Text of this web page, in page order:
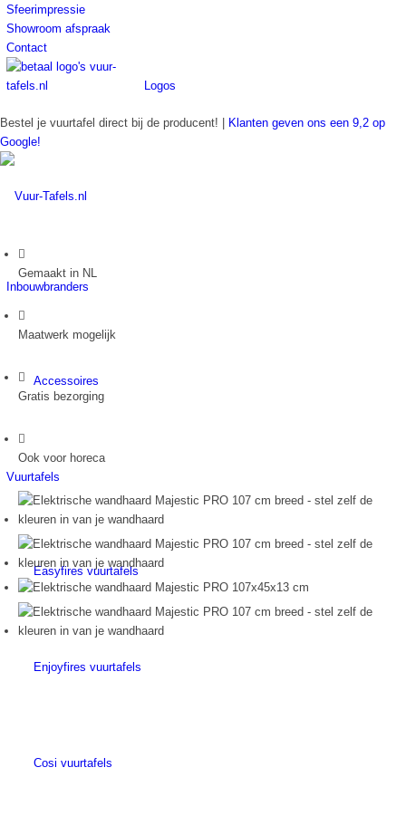
Sfeerimpressie
Showroom afspraak
Contact
Logos
Bestel je vuurtafel direct bij de producent! |
Klanten geven ons een 9,2 op
Google!
Inbouwbranders
Accessoires
Vuurtafels
Easyfires vuurtafels
Enjoyfires vuurtafels
Cosi vuurtafels
Gemaakt in NL
Maatwerk mogelijk
Gratis bezorging
Ook voor horeca